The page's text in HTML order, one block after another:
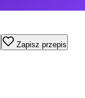
Zapisz przepis